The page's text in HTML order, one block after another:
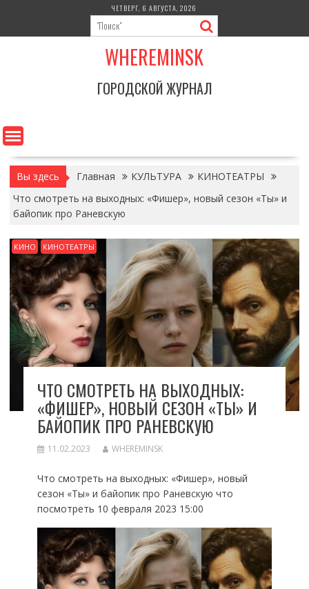
содержимому
ЧЕТВЕРГ, 6 АВГУСТА, 2026
WHEREMINSK
ГОРОДСКОЙ ЖУРНАЛ
Вы здесь Главная КУЛЬТУРА
КИНОТЕАТРЫ
Что смотреть на выходных: «Фишер», новый сезон «Ты» и
байопик про Раневскую
КИНО КИНОТЕАТРЫ
ЧТО СМОТРЕТЬ НА ВЫХОДНЫХ:
«ФИШЕР», НОВЫЙ СЕЗОН «ТЫ» И
БАЙОПИК ПРО РАНЕВСКУЮ
11.02.2023 WHEREMINSK
Что смотреть на выходных: «Фишер», новый
сезон «Ты» и байопик про Раневскую что
посмотреть 10 февраля 2023 15:00